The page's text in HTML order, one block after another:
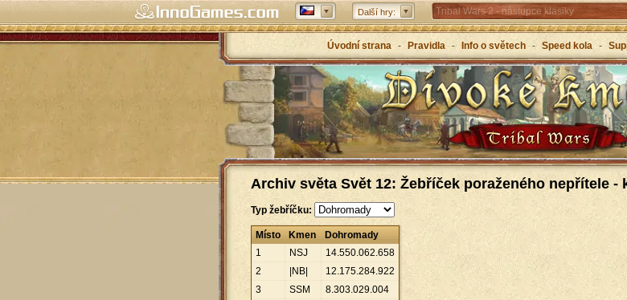
Další hry: Tribal Wars 2 - nástupce klasiky
Forge of Empires – strategicky napříč věky
Grepolis – vybuduj svou říši v antickém
Úvodní strana - Pravidla - Info o světech - Speed kola -
Archiv světa Svět 12: Žebříček poraženého nepřítele -
Typ žebříčku:
Místo Kmen
Dohromady
1
NSJ 14.550.062.658
2
|NB| 12.175.284.922
3
SSM 8.303.029.004